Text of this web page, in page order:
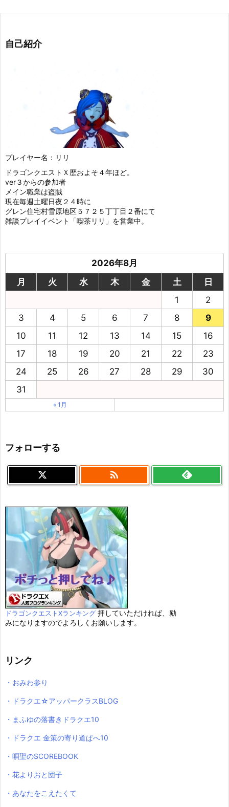
自己紹介
プレイヤー名：リリ
ドラゴンクエストＸ歴およそ４年ほど。
ver３からの参加者
メイン職業は盗賊
現在毎週土曜日夜２４時に
グレン住宅村雪原地区５７２５丁丁目２番にて
雑談プレイイベント「喫茶リリ」を営業中。
2026年8月
月
火 水 木 金 土
日
1
2
3
4 5 6 7 8
9
10
11 12 13 14 15
16
17
18 19 20 21 22
23
24
25 26 27 28 29
30
31
« 1月
フォローする

ドラゴンクエストXランキング 押していただければ、励
みになりますのでよろしくお願いします。
リンク
・おみわ参り
・ドラクエ☆アッパークラスBLOG
・まふゆの落書きドラクエ10
・ドラクエ 金策の寄り道ぱへ10
・唄聖のSCOREBOOK
・花よりおと団子
・あなたをこえたくて